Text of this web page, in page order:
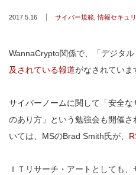
2017.5.16 サイバー規範 ,情報セキュ
WannaCrypto関係で、「デジタ
及されている報道がなされていま
サイバーノームに関して「安全
のあり方」という勉強会も開催
いては、MSのBrad Smith氏が、
ＩＴリサーチ・アートとしても